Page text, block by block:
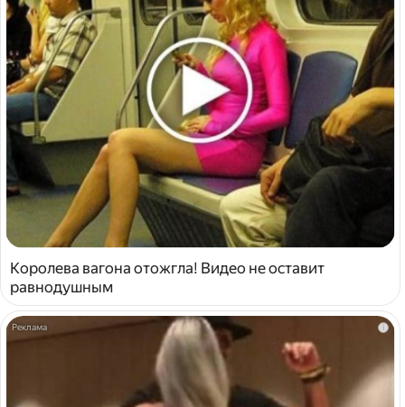
Королева вагона отожгла! Видео не оставит
равнодушным
i